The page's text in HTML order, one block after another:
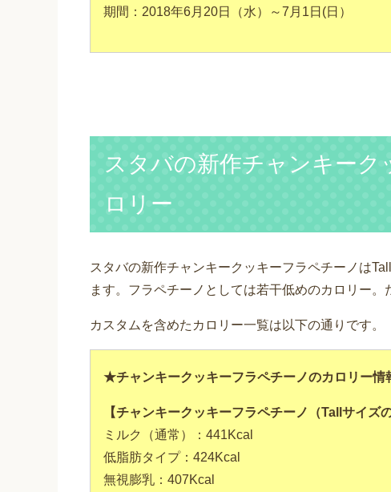
期間：2018年6月20日（水）～7月1日(日）
スタバの新作チャンキーク
ロリー
スタバの新作チャンキークッキーフラペチーノは
ます。フラペチーノとしては若干低めのカロリー。
カスタムを含めたカロリー一覧は以下の通りです。
★チャンキークッキーフラペチーノのカロリー
【チャンキークッキーフラペチーノ（Tallサイズ
ミルク（通常）：441Kcal
低脂肪タイプ：424Kcal
無視膨乳：407Kcal